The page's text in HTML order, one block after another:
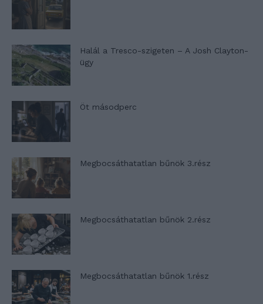
Halál a Tresco-szigeten – A Josh Clayton-
ügy
Öt másodperc
Megbocsáthatatlan bűnök 3.rész
Megbocsáthatatlan bűnök 2.rész
Megbocsáthatatlan bűnök 1.rész